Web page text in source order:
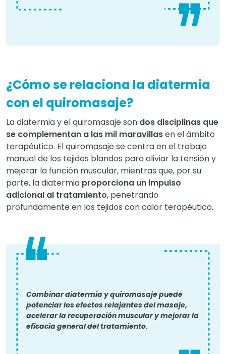
¿Cómo se relaciona la diatermia
con el quiromasaje?
La diatermia y el quiromasaje son dos disciplinas que
se complementan a las mil maravillasen el ámbito
terapéutico. El quiromasaje se centra en el trabajo
manual de los tejidos blandos para aliviar la tensión y
mejorar la función muscular, mientras que, por su
parte, la diatermia proporciona un impulso
adicional al tratamiento, penetrando
profundamente en los tejidos con calor terapéutico.
Combinar diatermia y quiromasaje puede
potenciar los efectos relajantes del masaje,
acelerar la recuperación muscular y mejorar la
eficacia general del tratamiento.